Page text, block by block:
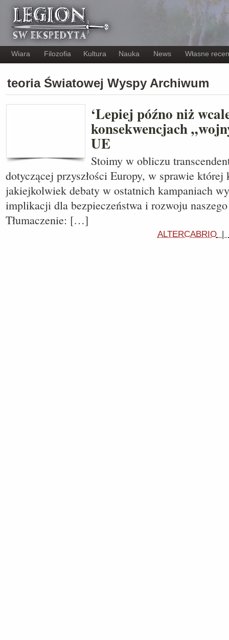
Wiara Filozofia Kultura Nauka News Własne
teoria Światowej Wyspy Archiwum
‘Lepiej późno niż
konsekwencjach
UE
Stoimy w obliczu
dotyczącej przyszłości Europy, w sprawie której
jakiejkolwiek debaty w ostatnich kampaniach
implikacji dla bezpieczeństwa i rozwoju
Tłumaczenie: […]
ALTERCABRIO |